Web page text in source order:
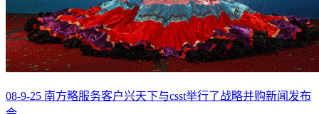
08-9-25 南方略服务客户兴天下与csst举行了战略并购新闻发布